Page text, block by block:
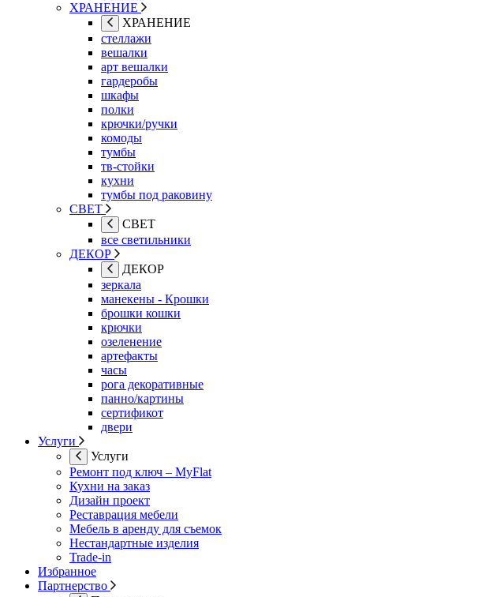
ХРАНЕНИЕ
ХРАНЕНИЕ
стеллажи
вешалки
арт вешалки
гардеробы
шкафы
полки
крючки/ручки
комоды
тумбы
тв-стойки
кухни
тумбы под раковину
СВЕТ
СВЕТ
все светильники
ДЕКОР
ДЕКОР
зеркала
манекены - Крошки
брошки кошки
крючки
озеленение
артефакты
часы
рога декоративные
панно/картины
сертификот
двери
Услуги
Услуги
Ремонт под ключ – MyFlat
Кухни на заказ
Дизайн проект
Реставрация мебели
Мебель в аренду для съемок
Нестандартные изделия
Trade-in
Избранное
Партнерство